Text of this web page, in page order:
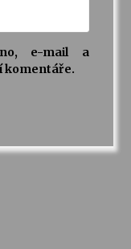
e-mail a
komentáře.